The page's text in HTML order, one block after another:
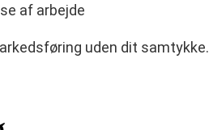
af arbejde
uden dit samtykke.